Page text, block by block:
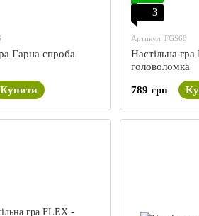
Гарна спроба
Купити
3
Артикул: FGS68
Настільна
головоломка
789 грн